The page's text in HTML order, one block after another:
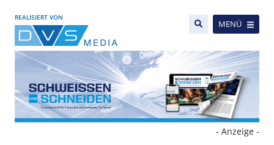
REALISIERT VON
MENÜ
- Anzeige -